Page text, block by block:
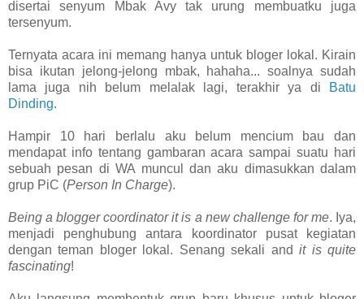
disertai senyum Mbak Avy tak urung membuatku juga
tersenyum.
Ternyata acara ini memang hanya untuk bloger lokal. Kirain
bisa ikutan jelong-jelong mbak, hahaha... soalnya sudah
lama juga nih belum melalak lagi, terakhir ya di
Batu
Dinding.
Hampir 10 hari berlalu aku belum mencium bau dan
mendapat info tentang gambaran acara sampai suatu hari
sebuah pesan di WA muncul dan aku dimasukkan dalam
grup PiC (Person In Charge).
Being a blogger coordinator it is a new challenge for me. Iya,
menjadi penghubung antara koordinator pusat kegiatan
dengan teman bloger lokal. Senang sekali andit is quite
fascinating!